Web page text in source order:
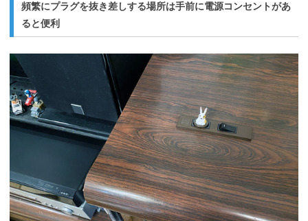
頻繁にプラグを抜き差しする場所は手前に電源コンセントがあ
ると便利